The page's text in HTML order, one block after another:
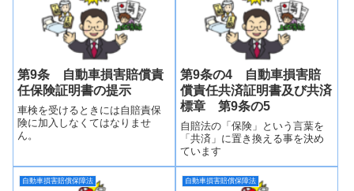
第9条 自動車損害賠償責
任保険証明書の提示
車検を受けるときには自賠責保
険に加入しなくてはなりませ
ん。
第9条の4 自動車損害賠
償責任共済証明書及び共済
標章 第9条の5
自賠法の「保険」という言葉を
「共済」に置き換える事を決め
ています
自動車損害賠償保障法 自動車損害賠償保障法